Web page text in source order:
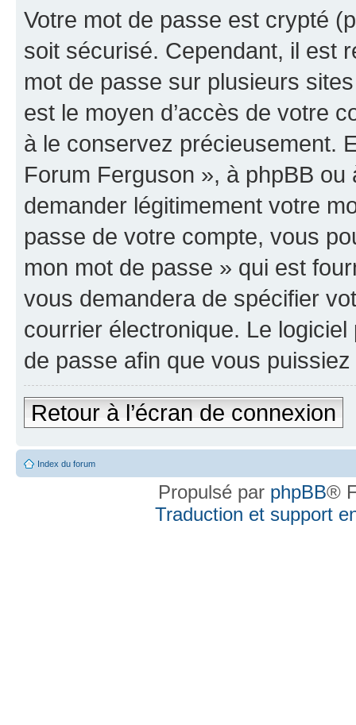
Votre mot de passe est crypté
soit sécurisé. Cependant, il est
mot de passe sur plusieurs
est le moyen d’accès de votre
à le conservez précieusement.
Forum Ferguson », à phpBB
demander légitimement votre
passe de votre compte, vous
mon mot de passe » qui est
vous demandera de spécifier
courrier électronique. Le
de passe afin que vous
Retour à l’écran de connexion
Index du forum
Propulsé par phpBB®
Traduction et support